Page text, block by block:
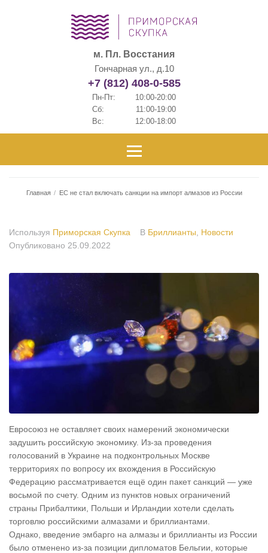
м. Пл. Восстания
Гончарная ул., д.10
+7 (812) 408-0-585
Пн-Пт:
10:00-20:00
Сб:
11:00-19:00
Вс:
12:00-18:00
Главная / ЕС не стал включать санкции на импорт алмазов из России
Используя Приморская Скупка В Бриллианты
Новости
Опубликовано 25.09.2022
Евросоюз не оставляет своих намерений экономически
задушить российскую экономику. Из-за проведения
голосований в Украине на подконтрольных Москве
территориях по вопросу их вхождения в Российскую
Федерацию рассматривается ещё один пакет санкций — уже
восьмой по счету. Одним из пунктов новых ограничений
страны Прибалтики, Польши и Ирландии хотели сделать
торговлю российскими алмазами и бриллиантами.
Однако, введение эмбарго на алмазы и бриллианты из России
было отменено из-за позиции дипломатов Бельгии, которые